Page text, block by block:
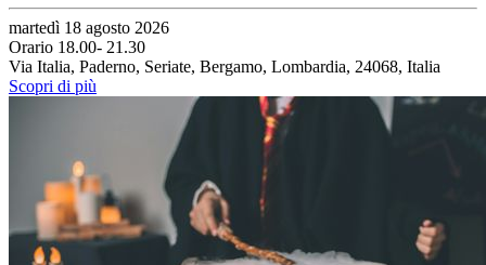
martedì 18 agosto 2026
Orario 18.00- 21.30
Via Italia, Paderno, Seriate, Bergamo, Lombardia, 24068, Italia
Scopri di più